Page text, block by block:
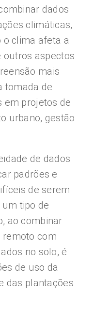
dados
climáticas,
o clima afeta a
outros aspectos
mais
tomada de
em projetos de
urbano, gestão
de dados
padrões e
de serem
tipo de
ao combinar
remoto com
no solo, é
de uso da
das plantações